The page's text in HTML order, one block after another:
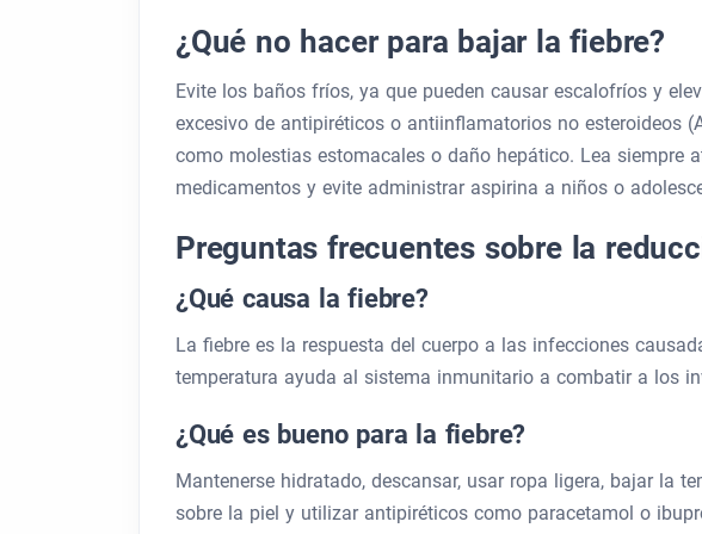
¿Qué no hacer para bajar la fiebre?
Evite los baños fríos, ya que pueden causar escalofríos y
excesivo de antipiréticos o antiinflamatorios no esteroideos
como molestias estomacales o daño hepático. Lea siempre
medicamentos y evite administrar aspirina a niños o
Preguntas frecuentes sobre la
¿Qué causa la fiebre?
La fiebre es la respuesta del cuerpo a las infecciones
temperatura ayuda al sistema inmunitario a combatir a los
¿Qué es bueno para la fiebre?
Mantenerse hidratado, descansar, usar ropa ligera, bajar la
sobre la piel y utilizar antipiréticos como paracetamol o